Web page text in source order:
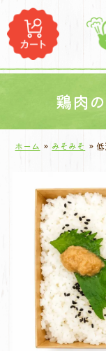
ン
テ
ツ
キ
鶏肉
ホーム » みそみそ »